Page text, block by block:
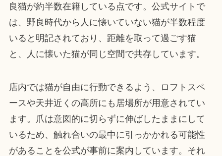
良猫が約半数在籍している点です。公式サイトで
は、野良時代から人に懐いていない猫が半数程度
いると明記されており、距離を取って過ごす猫
と、人に懐いた猫が同じ空間で共存しています。
店内では猫が自由に行動できるよう、ロフトスペ
ースや天井近くの高所にも居場所が用意されてい
ます。爪は意図的に切らずに伸ばしたままにして
いるため、触れ合いの最中に引っかかれる可能性
があることを公式が事前に案内しています。それ